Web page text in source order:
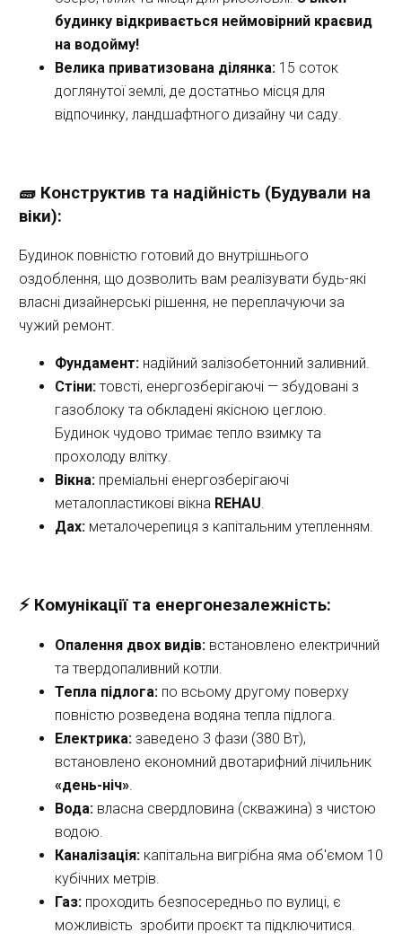
будинку відкривається неймовірний краєвид
на водойму!
Велика приватизована ділянка: 15 соток
доглянутої землі, де достатньо місця для
відпочинку, ландшафтного дизайну чи саду.
🧱 Конструктив та надійність (Будували на
віки):
Будинок повністю готовий до внутрішнього
оздоблення, що дозволить вам реалізувати будь-які
власні дизайнерські рішення, не переплачуючи за
чужий ремонт.
Фундамент: надійний залізобетонний заливний.
Стіни: товсті, енергозберігаючі — збудовані з
газоблоку та обкладені якісною цеглою.
Будинок чудово тримає тепло взимку та
прохолоду влітку.
Вікна: преміальні енергозберігаючі
металопластикові вікна REHAU.
Дах: металочерепиця з капітальним утепленням.
⚡ Комунікації та енергонезалежність:
Опалення двох видів: встановлено електричний
та твердопаливний котли.
Тепла підлога: по всьому другому поверху
повністю розведена водяна тепла підлога.
Електрика: заведено 3 фази (380 Вт),
«день-ніч»
Вода: власна свердловина (скважина) з чистою
водою.
Каналізація: капітальна вигрібна яма об'ємом 10
кубічних метрів.
Газ: проходить безпосередньо по вулиці, є
можливість  зробити проєкт та підключитися.